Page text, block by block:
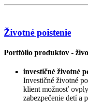
Životné poistenie
Portfólio produktov -
investičné životné
Investičné životné
klient možnosť
zabezpečenie detí a